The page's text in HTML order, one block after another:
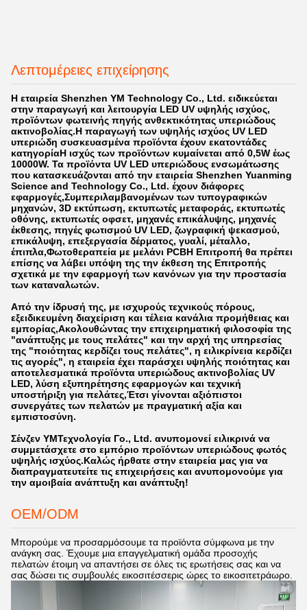
Λεπτομέρειες επιχείρησης
Η εταιρεία Shenzhen YM Technology Co., Ltd. ειδικεύεται
στην παραγωγή και λειτουργία LED UV υψηλής ισχύος,
προϊόντων φωτεινής πηγής ανθεκτικότητας υπεριώδους
ακτινοβολίας.Η παραγωγή των υψηλής ισχύος UV LED
υπεριώδη συσκευασμένα προϊόντα έχουν εκατοντάδες
κατηγορίαΗ ισχύς των προϊόντων κυμαίνεται από 0,5W έως
10000W. Τα προϊόντα UV LED υπεριώδους ενσωμάτωσης
που κατασκευάζονται από την εταιρεία Shenzhen Yuanming
Science and Technology Co., Ltd. έχουν διάφορες
εφαρμογές,Συμπεριλαμβανομένων των τυπογραφικών
μηχανών, 3D εκτύπωση, εκτυπωτές μεταφοράς, εκτυπωτές
οθόνης, εκτυπωτές οφσετ, μηχανές επικάλυψης, μηχανές
έκθεσης, πηγές φωτισμού UV LED, ζωγραφική ψεκασμού,
επικάλυψη, επεξεργασία δέρματος, γυαλί, μέταλλο,
έπιπλα,Φωτοθεραπεία με μελάνι PCBΗ Επιτροπή θα πρέπει
επίσης να λάβει υπόψη της την έκθεση της Επιτροπής
σχετικά με την εφαρμογή των κανόνων για την προστασία
των καταναλωτών.
Από την ίδρυσή της, με ισχυρούς τεχνικούς πόρους,
εξειδικευμένη διαχείριση και τέλεια κανάλια προμήθειας και
εμπορίας,Ακολουθώντας την επιχειρηματική φιλοσοφία της
"ανάπτυξης με τους πελάτες" και την αρχή της υπηρεσίας
της "ποιότητας κερδίζει τους πελάτες", η ειλικρίνεια κερδίζει
τις αγορές", η εταιρεία έχει παράσχει υψηλής ποιότητας και
αποτελεσματικά προϊόντα υπεριώδους ακτινοβολίας UV
LED, λύση εξυπηρέτησης εφαρμογών και τεχνική
υποστήριξη για πελάτες,Έτσι γίνονται αξιόπιστοι
συνεργάτες των πελατών με πραγματική αξία και
εμπιστοσύνη.
Σένζεν YMΤεχνολογία Γo., Ltd. ανυπομονεί ειλικρινά να
συμμετάσχετε στο εμπόριο προϊόντων υπεριώδους φωτός
υψηλής ισχύος.Καλώς ήρθατε στην εταιρεία μας για να
διαπραγματευτείτε τις επιχειρήσεις και ανυπομονούμε για
την αμοιβαία ανάπτυξη και ανάπτυξη!
OEM/ODM
Μπορούμε να προσαρμόσουμε τα προϊόντα σύμφωνα με την
ανάγκη σας. Έχουμε μια επαγγελματική ομάδα προσοχής
πελατών έτοιμη να απαντήσει σε όλες τις ερωτήσεις σας και να
σας δώσει τις συμβουλές εικοσιτέσσερις ώρες το εικοσιτετράωρο.